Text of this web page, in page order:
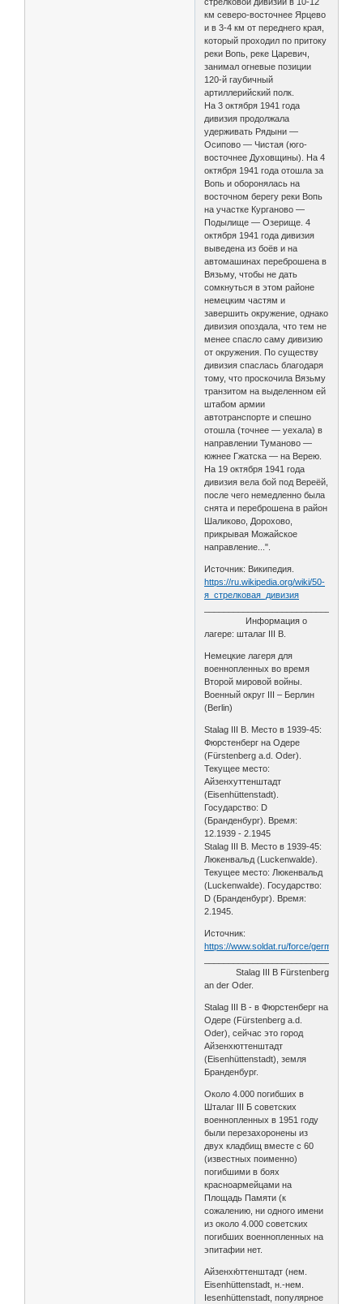
км северо-восточнее Ярцево
и в 3-4 км от переднего края,
который проходил по притоку
реки Вопь, реке Царевич,
занимал огневые позиции
120-й гаубичный
артиллерийский полк.
На 3 октября 1941 года
дивизия продолжала
удерживать Рядыни —
Осипово — Чистая (юго-
восточнее Духовщины). На 4
октября 1941 года отошла за
Вопь и оборонялась на
восточном берегу реки Вопь
на участке Курганово —
Подылище — Озерище. 4
октября 1941 года дивизия
выведена из боёв и на
автомашинах переброшена в
Вязьму, чтобы не дать
сомкнуться в этом районе
немецким частям и
завершить окружение, однако
дивизия опоздала, что тем не
менее спасло саму дивизию
от окружения. По существу
дивизия спаслась благодаря
тому, что проскочила Вязьму
транзитом на выделенном ей
штабом армии
автотранспорте и спешно
отошла (точнее — уехала) в
направлении Туманово —
южнее Гжатска — на Верею.
На 19 октября 1941 года
дивизия вела бой под Вереёй,
после чего немедленно была
снята и переброшена в район
Шаликово, Дорохово,
прикрывая Можайское
направление...".
Источник: Википедия.
https://ru.wikipedia.org/wiki/50-
я_стрелковая_дивизия
Информация о
лагере: шталаг III B.
Немецкие лагеря для
военнопленных во время
Второй мировой войны.
Военный округ III – Берлин
(Berlin)
Stalag III B. Место в 1939-45:
Фюрстенберг на Одере
(Fürstenberg a.d. Oder).
Текущее место:
Айзенхуттенштадт
(Eisenhüttenstadt).
Государство: D
(Бранденбург). Время:
12.1939 - 2.1945
Stalag III B. Место в 1939-45:
Люкенвальд (Luckenwalde).
Текущее место: Люкенвальд
(Luckenwalde). Государство:
D (Бранденбург). Время:
2.1945.
Источник:
https://www.soldat.ru/force/germany/
Stalag III B Fürstenberg
an der Oder.
Stalag III B - в Фюрстенберг на
Одере (Fürstenberg a.d.
Oder), сейчас это город
Айзенхюттенштадт
(Eisenhüttenstadt), земля
Бранденбург.
Около 4.000 погибших в
Шталаг III Б советских
военнопленных в 1951 году
были перезахоронены из
двух кладбищ вместе с 60
(известных поименно)
погибшими в боях
красноармейцами на
Площадь Памяти (к
сожалению, ни одного имени
из около 4.000 советских
погибших военнопленных на
эпитафии нет.
Айзенхю́ттенштадт (нем.
Eisenhüttenstadt, н.-нем.
Iesenhüttenstadt, популярное